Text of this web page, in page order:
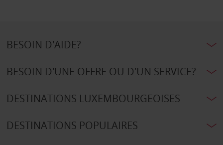
BESOIN D'AIDE?
BESOIN D'UNE OFFRE OU D'UN SERVICE?
DESTINATIONS LUXEMBOURGEOISES
DESTINATIONS POPULAIRES